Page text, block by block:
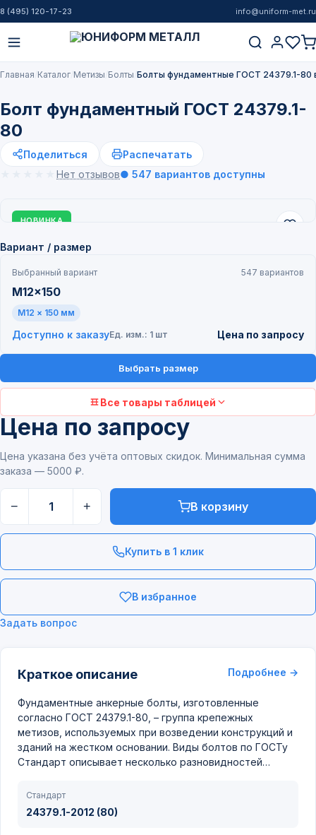
8 (495) 120-17-23 info@uniform-met.ru
Главная Каталог Метизы Болты Болты фундаментные ГОСТ 24379.1-80
Болт фундаментный ГОСТ 24379.1-
80
Поделиться
Распечатать
Нет отзывов● 547 вариантов доступны
НОВИНКА
Краткое описание Подробнее →
Фундаментные анкерные болты, изготовленные
согласно ГОСТ 24379.1-80, – группа крепежных
метизов, используемых при возведении конструкций и
зданий на жестком основании. Виды болтов по ГОСТу
Стандарт описывает несколько разновидностей…
Стандарт
24379.1-2012 (80)
Вариант / размер
Выбранный вариант 547 вариантов
M12x150
M12 × 150 мм
Доступно к заказуЕд. изм.: 1 шт Цена по запросу
Выбрать размер
Все товары таблицей
Цена по запросу
Цена указана без учёта оптовых скидок. Минимальная сумма
заказа — 5000 ₽.
− + В корзину
Купить в 1 клик
В избранное
Задать вопрос